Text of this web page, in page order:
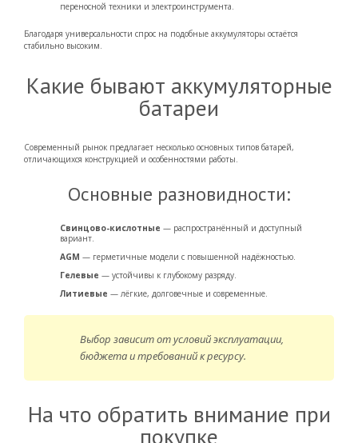
переносной техники и электроинструмента.
Благодаря универсальности спрос на подобные аккумуляторы остаётся
стабильно высоким.
Какие бывают аккумуляторные
батареи
Современный рынок предлагает несколько основных типов батарей,
отличающихся конструкцией и особенностями работы.
Основные разновидности:
Свинцово-кислотные — распространённый и доступный
вариант.
AGM — герметичные модели с повышенной надёжностью.
Гелевые — устойчивы к глубокому разряду.
Литиевые — лёгкие, долговечные и современные.
Выбор зависит от условий эксплуатации,
бюджета и требований к ресурсу.
На что обратить внимание при
покупке